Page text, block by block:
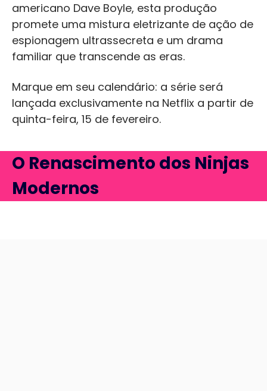
americano Dave Boyle, esta produção
promete uma mistura eletrizante de ação de
espionagem ultrassecreta e um drama
familiar que transcende as eras.
Marque em seu calendário: a série será
lançada exclusivamente na Netflix a partir de
quinta-feira, 15 de fevereiro.
O Renascimento dos Ninjas
Modernos